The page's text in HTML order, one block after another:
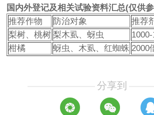
国内外登记及相关试验资料汇总(仅供参
推荐作物
防治对象
推荐
梨树、桃树 梨木虱、蚜虫
柑橘
蚜虫、木虱、红蜘蛛 2000
分享到